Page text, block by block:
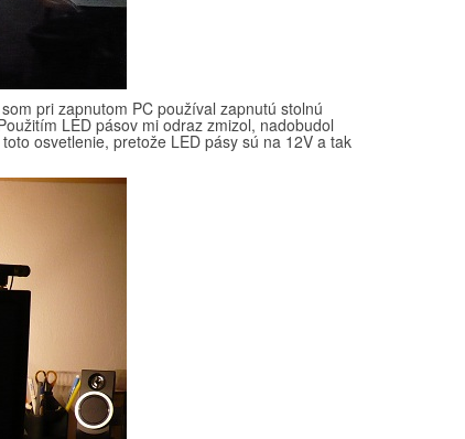
pri zapnutom PC používal zapnutú stolnú
LED pásov mi odraz zmizol, nadobudol
osvetlenie, pretože LED pásy sú na 12V a tak